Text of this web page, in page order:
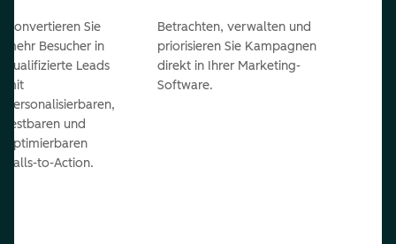
Konvertieren Sie
mehr Besucher in
qualifizierte Leads
mit
personalisierbaren,
testbaren und
optimierbaren
Calls-to-Action.
Betrachten, verwalten und
priorisieren Sie Kampagnen
direkt in Ihrer Marketing-
Software.